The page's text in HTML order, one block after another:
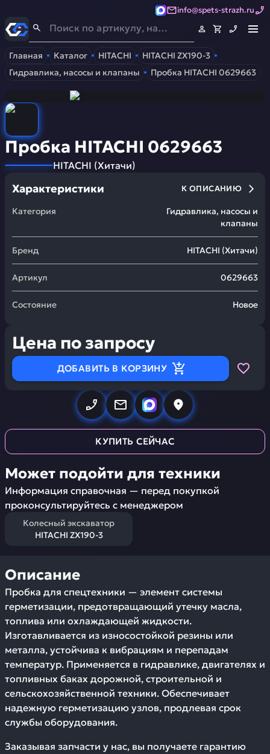
info@spets-strazh.ru
Спец-Страж- Запчасти для спецтехники
Главная Каталог HITACHI
HITACHI ZX190-3
Гидравлика, насосы и клапаны
Пробка HITACHI 0629663
Пробка HITACHI 0629663
HITACHI (Хитачи)
Характеристики К ОПИСАНИЮ
Категория
Гидравлика, насосы и
клапаны
Бренд HITACHI (Хитачи)
Артикул 0629663
Состояние Новое
Цена по запросу
ДОБАВИТЬ В КОРЗИНУ
КУПИТЬ СЕЙЧАС
Может подойти для техники
Информация справочная — перед покупкой
проконсультируйтесь с менеджером
Колесный экскаватор
HITACHI ZX190-3
Описание
Пробка для спецтехники — элемент системы
герметизации, предотвращающий утечку масла,
топлива или охлаждающей жидкости.
Изготавливается из износостойкой резины или
металла, устойчива к вибрациям и перепадам
температур. Применяется в гидравлике, двигателях и
топливных баках дорожной, строительной и
сельскохозяйственной техники. Обеспечивает
надежную герметизацию узлов, продлевая срок
службы оборудования.
Заказывая запчасти у нас, вы получаете гарантию